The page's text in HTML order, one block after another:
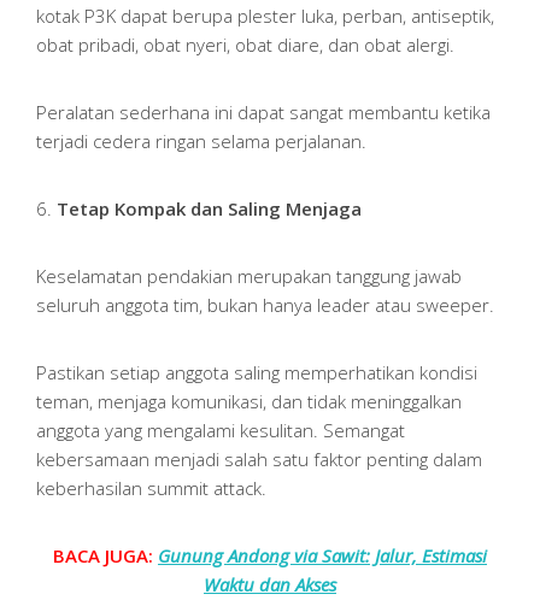
kotak P3K dapat berupa plester luka, perban, antiseptik,
obat pribadi, obat nyeri, obat diare, dan obat alergi.
Peralatan sederhana ini dapat sangat membantu ketika
terjadi cedera ringan selama perjalanan.
6. Tetap Kompak dan Saling Menjaga
Keselamatan pendakian merupakan tanggung jawab
seluruh anggota tim, bukan hanya leader atau sweeper.
Pastikan setiap anggota saling memperhatikan kondisi
teman, menjaga komunikasi, dan tidak meninggalkan
anggota yang mengalami kesulitan. Semangat
kebersamaan menjadi salah satu faktor penting dalam
keberhasilan summit attack.
BACA JUGA: Gunung Andong via Sawit: Jalur, Estimasi
Waktu dan Akses